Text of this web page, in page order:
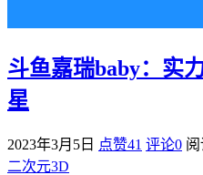
斗鱼嘉瑞baby：实
星
2023年3月5日 点赞41 评论0
二次元3D